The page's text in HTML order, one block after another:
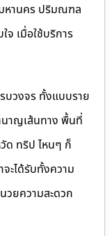
หานคร ปริมณฑล
จ เมื่อใช้บริการ
บวงจร ทั้งแบบราย
นาญเส้นทาง พื้นที่
ด ทริป ไหนๆ ก็
ะได้รับทั้งความ
วยความสะดวก